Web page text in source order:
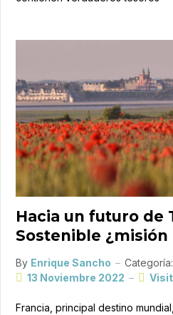
Hacia un futuro de
Sostenible ¿misión
By Enrique Sancho Categoría:
13 Noviembre 2022
Francia, principal destino